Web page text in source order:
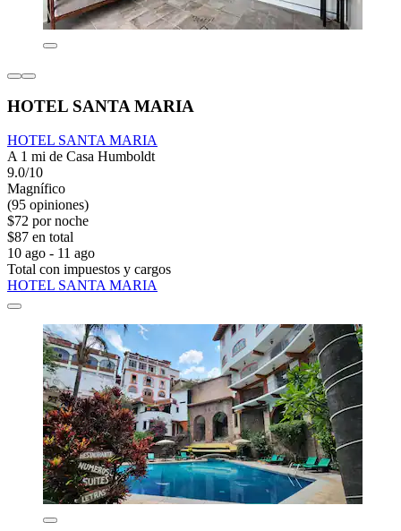
HOTEL SANTA MARIA
HOTEL SANTA MARIA
A 1 mi de Casa Humboldt
9.0/10
Magnífico
(95 opiniones)
$72 por noche
$87 en total
10 ago - 11 ago
Total con impuestos y cargos
HOTEL SANTA MARIA